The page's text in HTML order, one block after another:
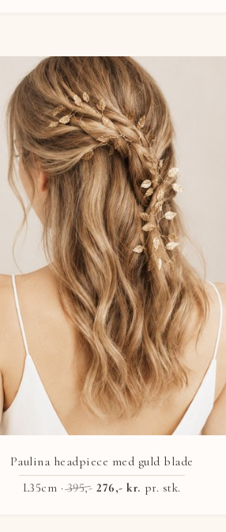
Paulina headpiece med guld blade
L35cm ·395,- 276,- kr. pr. stk.